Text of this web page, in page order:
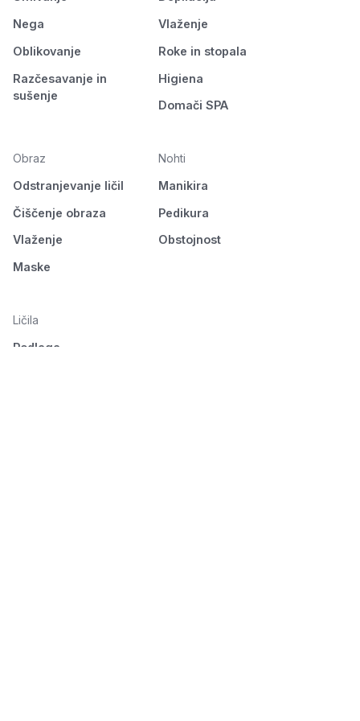
Nega
Oblikovanje
Razčesavanje in
sušenje
Vlaženje
Roke in stopala
Higiena
Domači SPA
Obraz
Odstranjevanje ličil
Čiščenje obraza
Vlaženje
Maske
Nohti
Manikira
Pedikura
Obstojnost
Ličila
Podlaga